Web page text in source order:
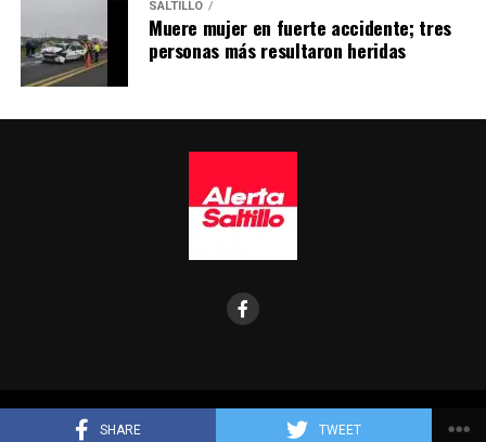
SHARE TWEET
SALTILLO
Muere mujer en fuerte accidente; tres
personas más resultaron heridas
Copyright © Alerta Saltillo 2023